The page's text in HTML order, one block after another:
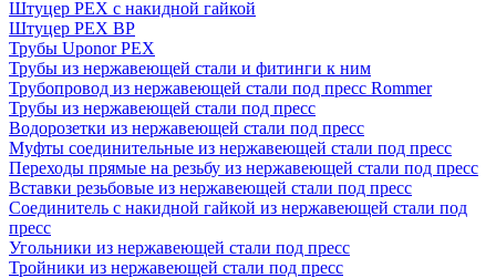
Штуцер PEX c накидной гайкой
Штуцер PEX ВР
Трубы Uponor PEX
Трубы из нержавеющей стали и фитинги к ним
Трубопровод из нержавеющей стали под пресс Rommer
Трубы из нержавеющей стали под пресс
Водорозетки из нержавеющей стали под пресс
Муфты соединительные из нержавеющей стали под пресс
Переходы прямые на резьбу из нержавеющей стали под пресс
Вставки резьбовые из нержавеющей стали под пресс
Соединитель с накидной гайкой из нержавеющей стали под
пресс
Угольники из нержавеющей стали под пресс
Тройники из нержавеющей стали под пресс